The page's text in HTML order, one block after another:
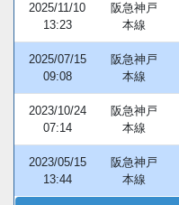
2025/11/10
13:23
阪急神戸
本線
2025/07/15
09:08
阪急神戸
本線
2023/10/24
07:14
阪急神戸
本線
2023/05/15
13:44
阪急神戸
本線